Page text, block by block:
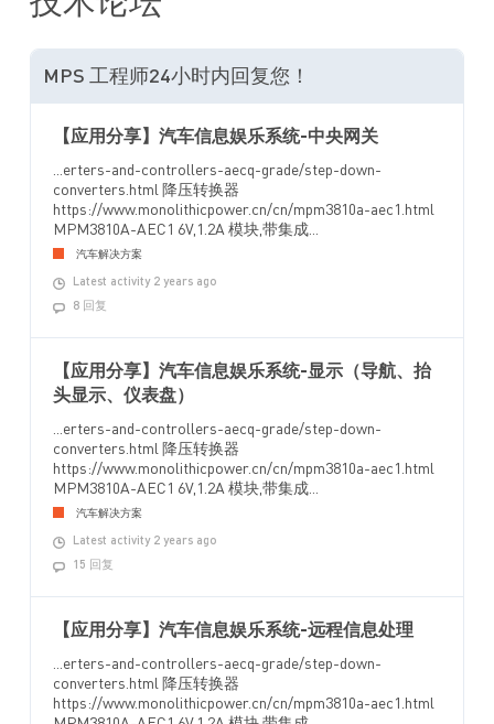
MPS 工程师24小时内回复您！
【应用分享】汽车信息娱乐系统-中央网关
...erters-and-controllers-aecq-grade/step-down-
converters.html 降压转换器
https://www.monolithicpower.cn/cn/mpm3810a-aec1.html
MPM3810A-AEC1 6V,1.2A 模块,带集成...
汽车解决方案
Latest activity 2 years ago
8 回复
【应用分享】汽车信息娱乐系统-显示（导航、抬
头显示、仪表盘）
...erters-and-controllers-aecq-grade/step-down-
converters.html 降压转换器
https://www.monolithicpower.cn/cn/mpm3810a-aec1.html
MPM3810A-AEC1 6V,1.2A 模块,带集成...
汽车解决方案
Latest activity 2 years ago
15 回复
【应用分享】汽车信息娱乐系统-远程信息处理
...erters-and-controllers-aecq-grade/step-down-
converters.html 降压转换器
https://www.monolithicpower.cn/cn/mpm3810a-aec1.html